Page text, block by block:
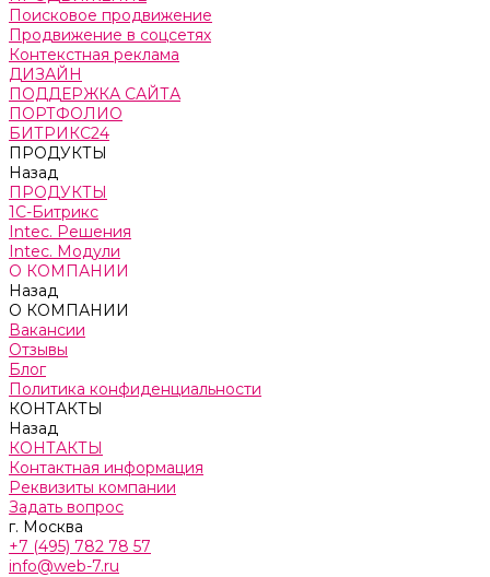
Поисковое продвижение
Продвижение в соцсетях
Контекстная реклама
ДИЗАЙН
ПОДДЕРЖКА САЙТА
ПОРТФОЛИО
БИТРИКС24
ПРОДУКТЫ
Назад
ПРОДУКТЫ
1С-Битрикс
Intec. Решения
Intec. Модули
О КОМПАНИИ
Назад
О КОМПАНИИ
Вакансии
Отзывы
Блог
Политика конфиденциальности
КОНТАКТЫ
Назад
КОНТАКТЫ
Контактная информация
Реквизиты компании
Задать вопрос
г. Москва
+7 (495) 782 78 57
info@web-7.ru